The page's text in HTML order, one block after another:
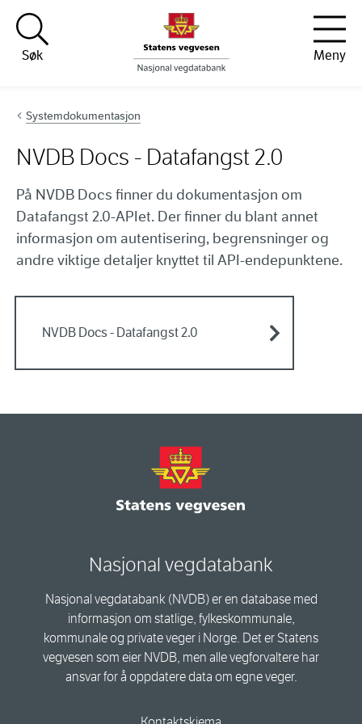
Hopp til innhold
Søk
Meny
Systemdokumentasjon
NVDB Docs - Datafangst 2.0
På NVDB Docs finner du dokumentasjon om
Datafangst 2.0-APIet. Der finner du blant annet
informasjon om autentisering, begrensninger og
andre viktige detaljer knyttet til API-endepunktene.
NVDB Docs - Datafangst 2.0
Nasjonal vegdatabank
Nasjonal vegdatabank (NVDB) er en database med
informasjon om statlige, fylkeskommunale,
kommunale og private veger i Norge. Det er Statens
vegvesen som eier NVDB, men alle vegforvaltere har
ansvar for å oppdatere data om egne veger.